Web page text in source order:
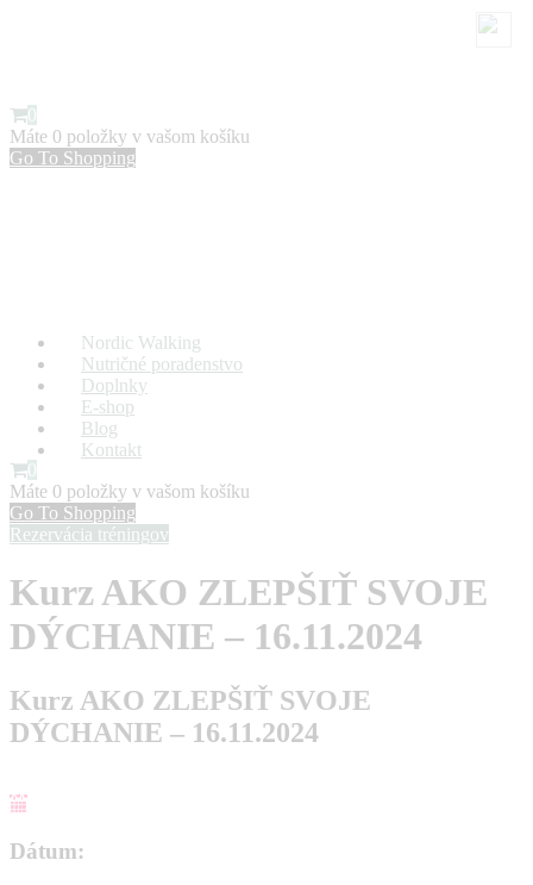
0
Máte 0 položky v vašom košíku
Go To Shopping
Nordic Walking
Nutričné poradenstvo
Doplnky
E-shop
Blog
Kontakt
0
Máte 0 položky v vašom košíku
Go To Shopping
Rezervácia tréningov
Kurz AKO ZLEPŠIŤ SVOJE
DÝCHANIE – 16.11.2024
Kurz AKO ZLEPŠIŤ SVOJE
DÝCHANIE – 16.11.2024
Dátum: